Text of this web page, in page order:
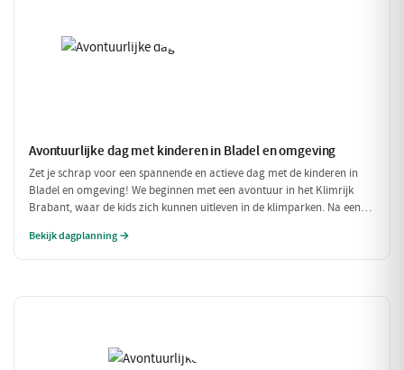
Avontuurlijke dag met kinderen in Bladel en omgeving
Zet je schrap voor een spannende en actieve dag met de kinderen in
Bladel en omgeving! We beginnen met een avontuur in het Klimrijk
Brabant, waar de kids zich kunnen uitleven in de klimparken. Na een
heerlijke traktatie bij Milly's IJs Boutique, waar je kunt zien hoe het
Bekijk dagplanning →